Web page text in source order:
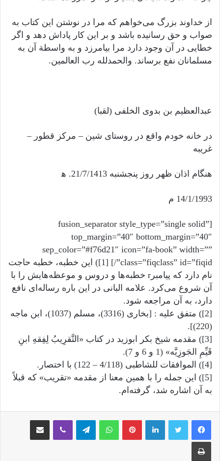
از خداوند بزرگ می‌خواهم که مرا در نوشتن این کتاب به
صواب و حق رسانیده باشد و بر این کار پاداش دهد و اگر
خطایی در آن وجود دارد مرا بیامرزد و به واسطة آن به
مسلمانان نفع برساند. والحمدلله رب العالمین.
عبدالعظیم بن بدوی الخلفی (لقبا)
در خانه خودم واقع در روستای شین – مرکز قطور –
غریبه
هنگام اذان ظهر روز پنجشنبه 21/7/1413. ه‍
14/1/1993 م
[fusion_separator style_type=”single solid”
top_margin=”40″ bottom_margin=”40″
sep_color=”#f76d21″ icon=”fa-book” width=””
class=”fiqclass” id=”fiqid”/] [1]) این خطبه، خطبه حاجت
نام دارد که پیامبرr خطبه‌ها و دروس و موعظه‌هایش را با
آن شروع می‌کرد. علامه البانی در این باره رساله‌ای نافع
دارد، به آن مراجعه شود.
[2]) متفق علیه : [بخاری (3316)، مسلم (1037)، ابن ماجه
(220)].
[3]) مقدمه شیخ بکر ابوزید در کتاب «التَّقرِیبُ لِفِقهِ ابنِ
قَیِّمِ الجَوزِیَّه» (1 و 6 و 7).
[4]) الموافقات للشاطبی (4/118 – 122) با اختصار.
[5]) این جمله را با همین معنا از مقدمه «تقریب» که قبلاً
به آن اشاره شد، گرفته‌ام.
لینکدین ‫پین‌ترست واتس آپ تلگرام
چاپ